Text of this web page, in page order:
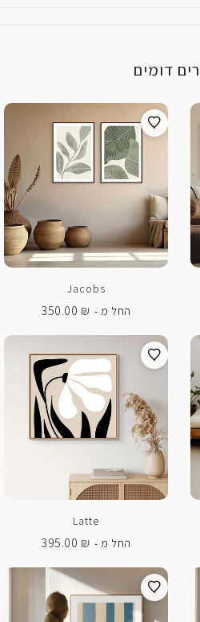
דומים
Jacobs
החל מ -
350.00 ₪
Latte
החל מ -
395.00 ₪